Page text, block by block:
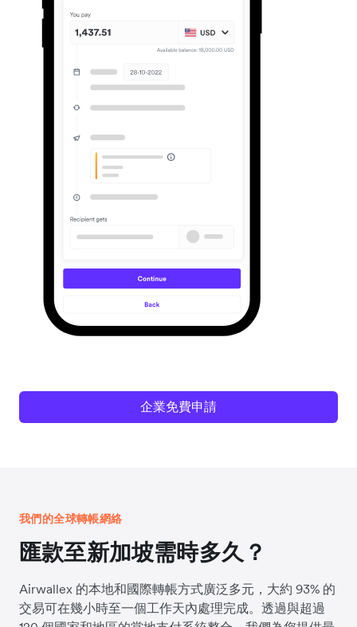
企業免費申請
我們的全球轉帳網絡
匯款至新加坡需時多久？
Airwallex 的本地和國際轉帳方式廣泛多元，大約 93% 的
交易可在幾小時至一個工作天內處理完成。透過與超過